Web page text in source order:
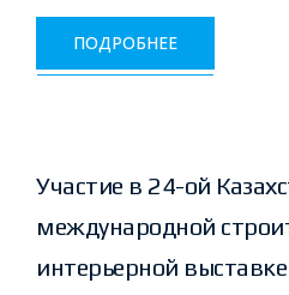
ПОДРОБНЕЕ
Участие в 24-ой
международной
интерьерной